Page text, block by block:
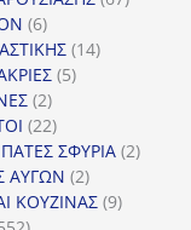
66
προϊόντα
1414
55
22
προϊόντα
2222
προϊόντα
ΣΦΥΡΙΑ 22
ΑΥΓΩΝ 22
προϊόντα
ΚΟΥΖΙΝΑΣ 99
552